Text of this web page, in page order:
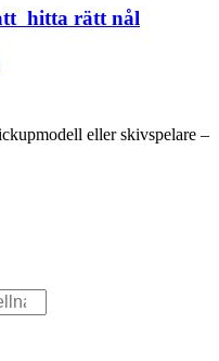
hitta rätt nål
eller skivspelare –